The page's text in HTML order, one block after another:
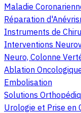
Maladie
Réparation
Instruments de
Interventions
Neuro, Colonne
Ablation
Embolisation
Solutions
Urologie et Prise en